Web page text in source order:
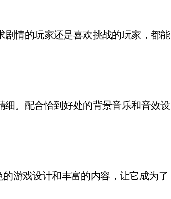
情的玩家还是喜欢挑战的玩家，都能
。配合恰到好处的背景音乐和音效设
游戏设计和丰富的内容，让它成为了